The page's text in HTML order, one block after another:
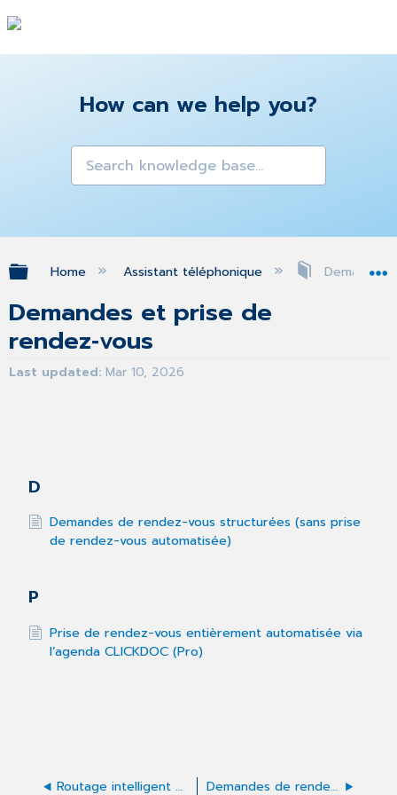
How can we help you?
Expand/collapse global hierarchy
Home Assistant téléphonique Demandes
Demandes et prise de
rendez‑vous
Last updated Mar 10, 2026
D
Demandes de rendez-vous structurées (sans prise
de rendez-vous automatisée)
P
Prise de rendez-vous entièrement automatisée via
l’agenda CLICKDOC (Pro)
Routage intelligent des appels Demandes de rendez-vous structurées (sans prise de rendez-vous automatisée)